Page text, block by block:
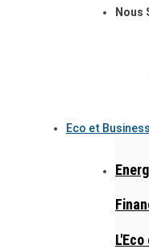
Nous
Eco et Business
L'Eco